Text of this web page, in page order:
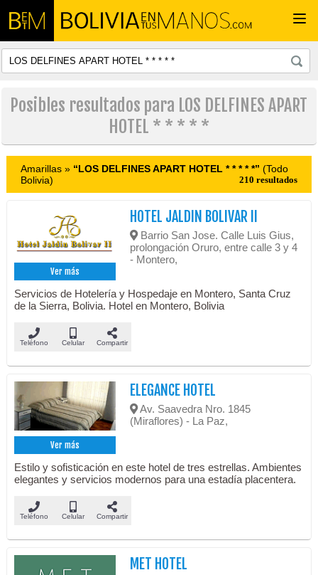
Posibles resultados para LOS DELFINES APART
HOTEL * * * * *
Amarillas » “LOS DELFINES APART HOTEL * * * * *” (Todo
Bolivia)
210 resultados
Ver más
HOTEL JALDIN BOLIVAR II
Barrio San Jose. Calle Luis Gius,
prolongación Oruro, entre calle 3 y 4
- Montero,
Servicios de Hotelería y Hospedaje en Montero, Santa Cruz
de la Sierra, Bolivia. Hotel en Montero, Bolivia
Teléfono Celular Compartir
Ver más
ELEGANCE HOTEL
Av. Saavedra Nro. 1845
(Miraflores) - La Paz,
Estilo y sofisticación en este hotel de tres estrellas. Ambientes
elegantes y servicios modernos para una estadía placentera.
Teléfono Celular Compartir
MET HOTEL